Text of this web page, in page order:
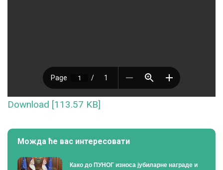
Download [113.57 KB]
Можда ће вас интересовати
Како до ПУНОГ износа јубиларне награде и